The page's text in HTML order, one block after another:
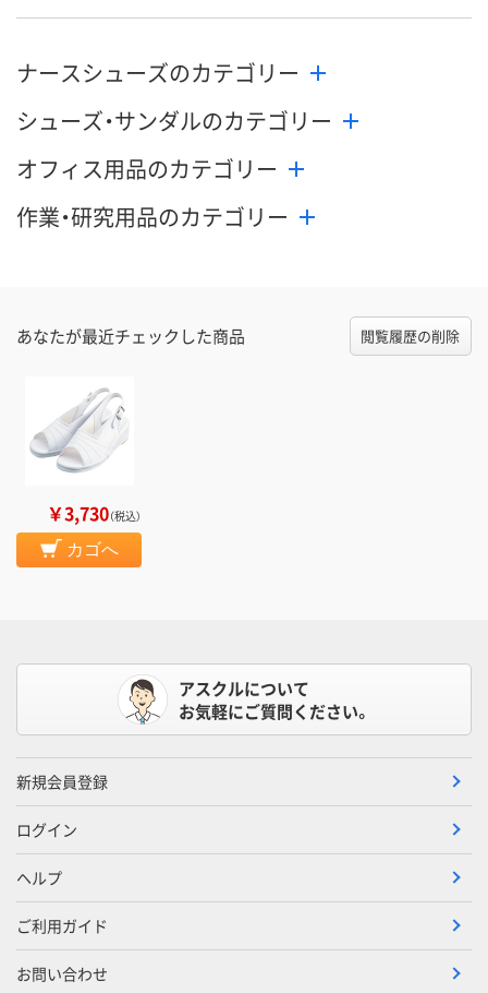
ナースシューズのカテゴリー
シューズ・サンダルのカテゴリー
オフィス用品のカテゴリー
作業・研究用品のカテゴリー
あなたが最近チェックした商品 閲覧履歴の削除
￥3,730（税込）
カゴへ
アスクルについて
お気軽にご質問ください。
新規会員登録
ログイン
ヘルプ
ご利用ガイド
お問い合わせ